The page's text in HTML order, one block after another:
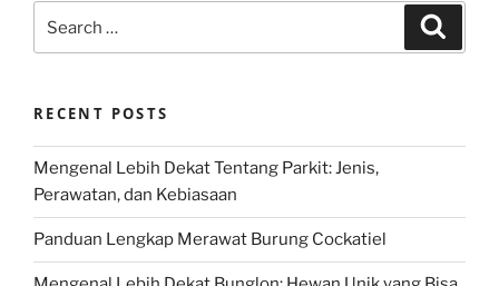
for:
RECENT POSTS
Mengenal Lebih Dekat Tentang Parkit: Jenis,
Perawatan, dan Kebiasaan
Panduan Lengkap Merawat Burung Cockatiel